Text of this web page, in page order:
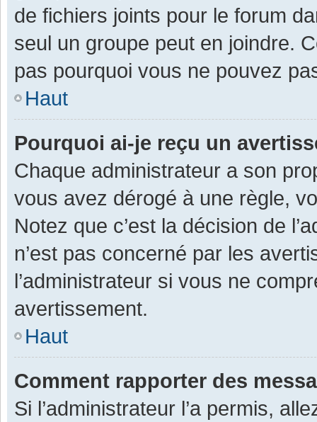
de fichiers joints pour le forum
seul un groupe peut en joindre.
pas pourquoi vous ne pouvez
Haut
Pourquoi ai-je reçu un
Chaque administrateur a son
vous avez dérogé à une règle,
Notez que c’est la décision de
n’est pas concerné par les
l’administrateur si vous ne
avertissement.
Haut
Comment rapporter des
Si l’administrateur l’a permis,